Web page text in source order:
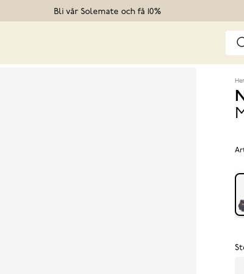
Bli vår Solemate och få 10%